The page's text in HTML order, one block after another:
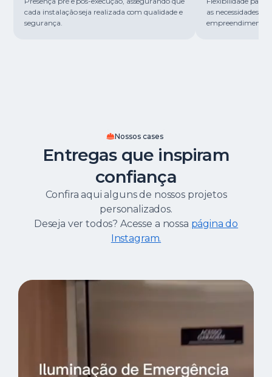
cada instalação seja realizada com qualidade e
segurança.
as necessidades
empreendimento.
Nossos cases
Entregas que inspiram
confiança
Confira aqui alguns de nossos projetos
personalizados.
Deseja ver todos? Acesse a nossa página do
Instagram.